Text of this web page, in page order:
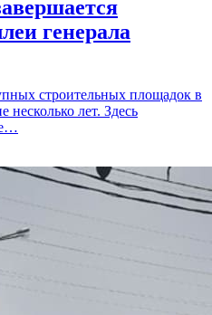
генерала
строительных площадок в
несколько лет. Здесь